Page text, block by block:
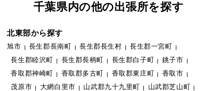
千葉県内の他の出張所を探す
北東部から探す
旭市 長生郡長南町 長生郡長生村
長生郡一宮町
長生郡睦沢町
長生郡長柄町 長生郡白子町
銚子市
香取郡神崎町
香取郡多古町 香取郡東庄町
香取市
茂原市
大網白里市 山武郡九十九里町
山武郡芝山町